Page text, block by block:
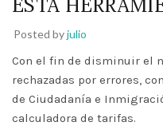
ESTA
Posted byjulio
Con el fin de disminuir el
rechazadas por errores,
de Ciudadanía e
calculadora de tarifas.